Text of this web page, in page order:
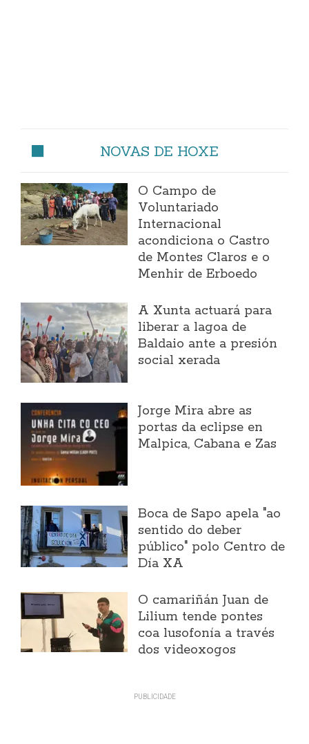
NOVAS DE HOXE
O Campo de
Voluntariado
Internacional
acondiciona o Castro
de Montes Claros e o
Menhir de Erboedo
A Xunta actuará para
liberar a lagoa de
Baldaio ante a presión
social xerada
Jorge Mira abre as
portas da eclipse en
Malpica, Cabana e Zas
Boca de Sapo apela "ao
sentido do deber
público" polo Centro de
Día XA
O camariñán Juan de
Lilium tende pontes
coa lusofonía a través
dos videoxogos